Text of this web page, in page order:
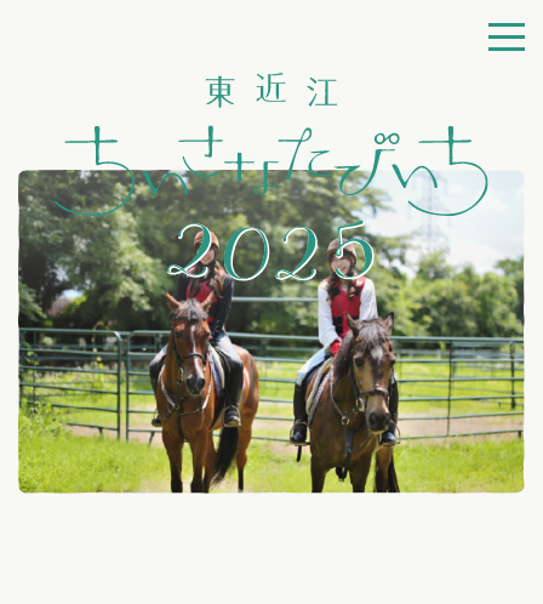
ちいさなたびいちとは
よくある質問
利用規約
ログイン
会員登録